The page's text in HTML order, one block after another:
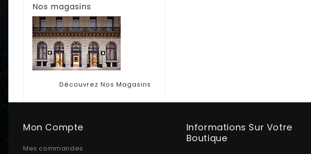
Nos magasins
Découvrez Nos Magasins
Mon Compte
Mes commandes
Informations Sur Votre
Boutique